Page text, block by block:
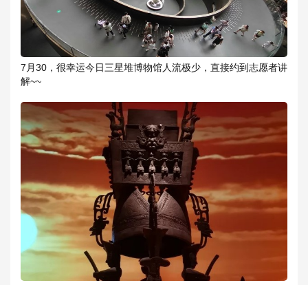
7月30，很幸运今日三星堆博物馆人流极少，直接约到志愿者讲
解~~